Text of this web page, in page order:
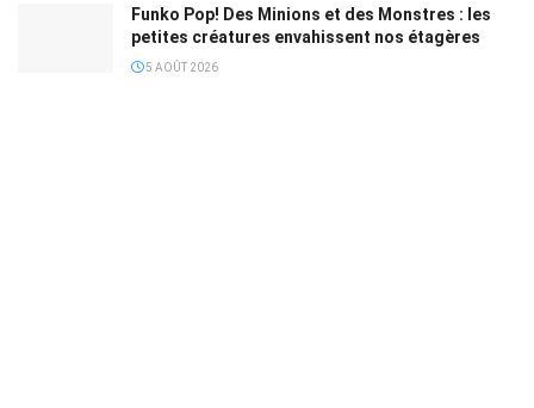
Funko Pop! Des Minions et des Monstres : les
petites créatures envahissent nos étagères
5 AOÛT 2026